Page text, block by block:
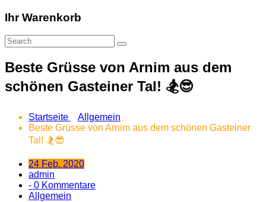
Ihr Warenkorb
Beste Grüsse von Arnim aus dem
schönen Gasteiner Tal! 🏂😎
Startseite
Allgemein
Beste Grüsse von Arnim aus dem schönen Gasteiner
Tal! 🏂😎
24 Feb. 2020
admin
- 0 Kommentare
Allgemein